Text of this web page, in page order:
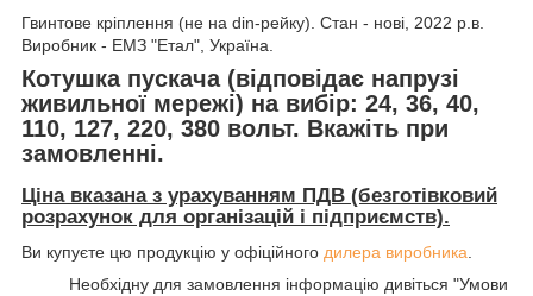
Гвинтове кріплення (не на din-рейку). Стан - нові, 2022 р.в.
Виробник - ЕМЗ "Етал", Україна.
Котушка пускача (відповідає напрузі
живильної мережі) на вибір: 24, 36, 40,
110, 127, 220, 380 вольт. Вкажіть при
замовленні.
Ціна вказана з урахуванням ПДВ (безготівковий
розрахунок для організацій і підприємств).
Ви купуєте цю продукцію у офіційного дилера виробника.
Необхідну для замовлення інформацію дивіться "Умови